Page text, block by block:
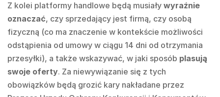
Z kolei platformy handlowe będą musiały wyraźnie
oznaczać, czy sprzedający jest firmą, czy osobą
fizyczną (co ma znaczenie w kontekście możliwości
odstąpienia od umowy w ciągu 14 dni od otrzymania
przesyłki), a także wskazywać, w jaki sposób plasują
swoje oferty. Za niewywiązanie się z tych
obowiązków będą grozić kary nakładane przez